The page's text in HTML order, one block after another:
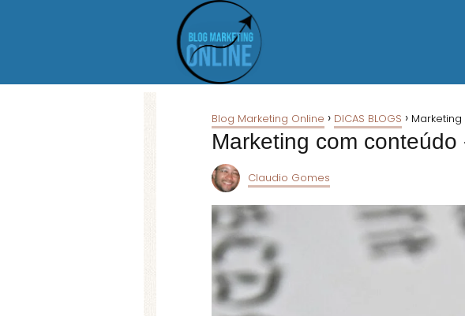
Blog Marketing Online DICAS BLOGS
Marketing com
Claudio Gomes